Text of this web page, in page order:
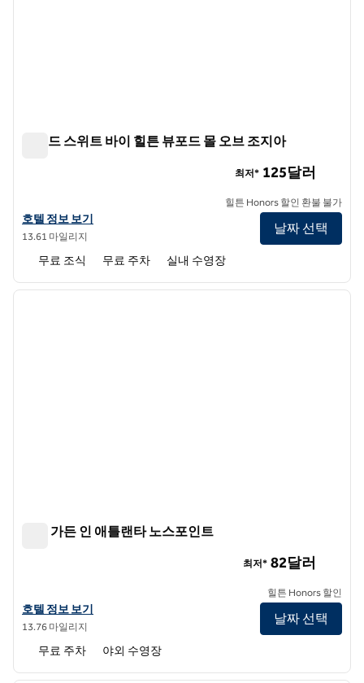
홈우드 스위트 바이 힐튼 뷰포드 몰 오브 조지아
홈우드 스위트 바이 힐튼 뷰포드 몰 오브 조지아의 호텔 정보 보기
호텔 정보 보기
13.61 마일리지
최저* 125달러
힐튼 Honors 할인 환불 불가
날짜 선택
무료 조식 무료 주차 실내 수영장
1/12
다음
힐튼 가든 인 애틀랜타 노스포인트
힐튼 가든 인 애틀랜타 노스포인트의 호텔 정보 보기
호텔 정보 보기
13.76 마일리지
최저* 82달러
힐튼 Honors 할인
날짜 선택
무료 주차 야외 수영장